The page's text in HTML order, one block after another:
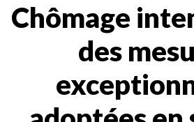
Chômage
des